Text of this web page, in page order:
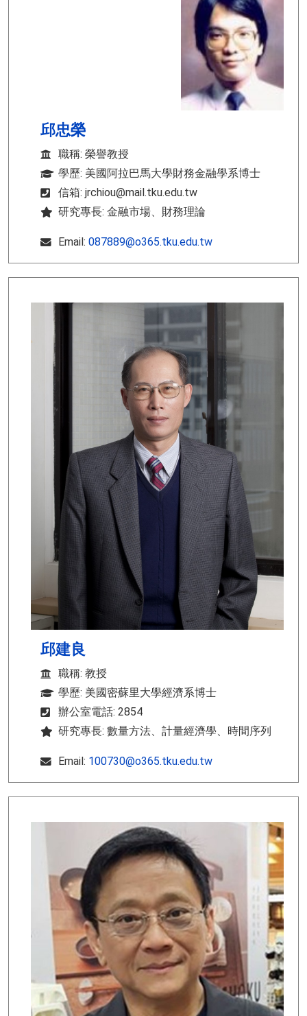
邱忠榮
職稱: 榮譽教授
學歷: 美國阿拉巴馬大學財務金融學系博士
信箱: jrchiou@mail.tku.edu.tw
研究專長: 金融市場、財務理論
Email: 087889@o365.tku.edu.tw
邱建良
職稱: 教授
學歷: 美國密蘇里大學經濟系博士
辦公室電話: 2854
研究專長: 數量方法、計量經濟學、時間序列
Email: 100730@o365.tku.edu.tw